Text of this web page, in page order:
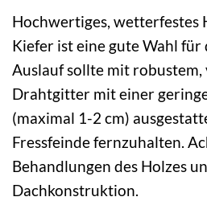
Hochwertiges, wetterfestes
Kiefer ist eine gute Wahl für
Auslauf sollte mit
Drahtgitter mit einer
(maximal 1-2 cm)
Fressfeinde fernzuhalten.
Behandlungen des Holzes
Dachkonstruktion.